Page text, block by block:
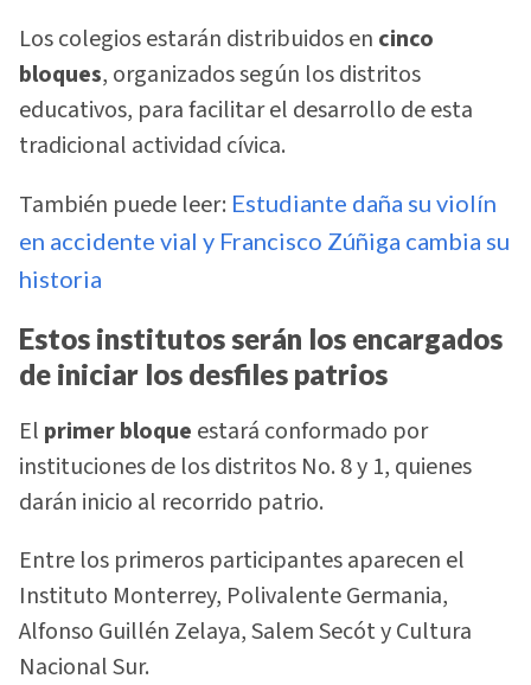
Los colegios estarán distribuidos en cinco
bloques, organizados según los distritos
educativos, para facilitar el desarrollo de esta
tradicional actividad cívica.
También puede leer: Estudiante daña su violín
en accidente vial y Francisco Zúñiga cambia su
historia
Estos institutos serán los encargados
de iniciar los desfiles patrios
El primer bloque estará conformado por
instituciones de los distritos No. 8 y 1, quienes
darán inicio al recorrido patrio.
Entre los primeros participantes aparecen el
Instituto Monterrey, Polivalente Germania,
Alfonso Guillén Zelaya, Salem Secót y Cultura
Nacional Sur.